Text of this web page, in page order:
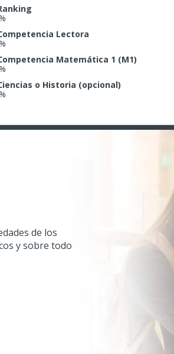
Lectora
Matemática 1 (M1)
o Historia (opcional)
de los
y sobre todo